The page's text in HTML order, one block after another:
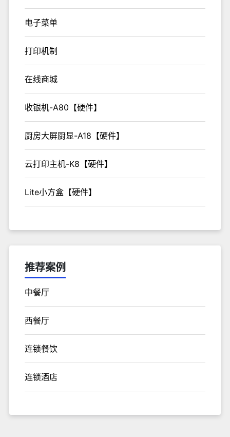
电子菜单
打印机制
在线商城
收银机-A80【硬件】
厨房大屏厨显-A18【硬件】
云打印主机-K8【硬件】
Lite小方盒【硬件】
推荐案例
中餐厅
西餐厅
连锁餐饮
连锁酒店